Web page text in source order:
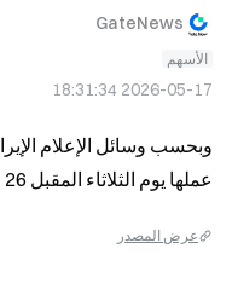
GateNews
الأسهم
2026-05-17 18:31:34
عملها يوم الثلاثاء المقبل 26 مايو.
عرض المصدر